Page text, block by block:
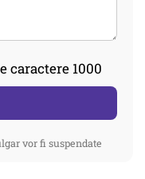
caractere 1000
vor fi suspendate